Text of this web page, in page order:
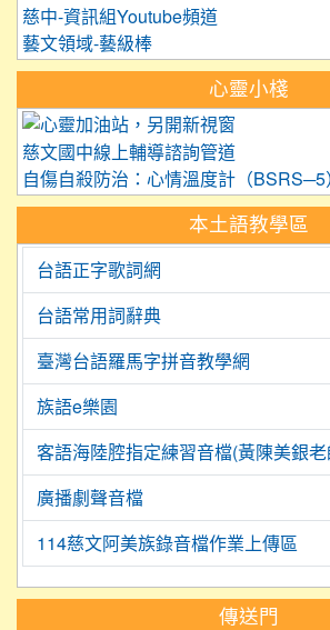
慈中-資訊組Youtube頻道
藝文領域-藝級棒
心靈小棧
慈文國中線上輔導諮詢管道
自傷自殺防治：心情溫度計（BSRS─5
本土語教學區
台語正字歌詞網
台語常用詞辭典
臺灣台語羅馬字拼音教學網
族語e樂園
客語海陸腔指定練習音檔(黃陳美銀老
廣播劇聲音檔
114慈文阿美族錄音檔作業上傳區
傳送門